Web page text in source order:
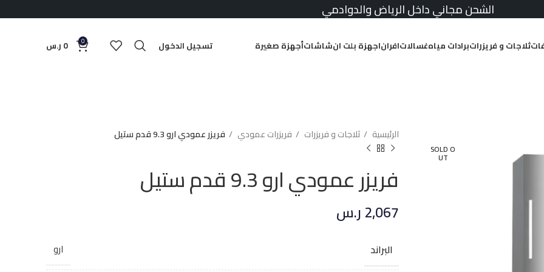
الشحن مجاني داخل الرياض والدوادمي
ثلاجات و فريزراتبرادات مياهغسالاتافراناجهزة بلت انشاشاتأجهزة صغيرة تسجيل الدخول 0
0 ر.س
SOLD O
UT
الرئيسية ثلاجات و فريزرات فريزرات عمودي فريزر عمودي ارو 9.3 قدم ستيل
فريزر عمودي ارو 9.3 قدم ستيل
2,067ر.س
البراند ارو